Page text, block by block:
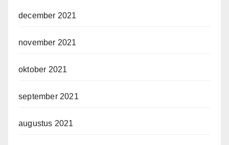
december 2021
november 2021
oktober 2021
september 2021
augustus 2021